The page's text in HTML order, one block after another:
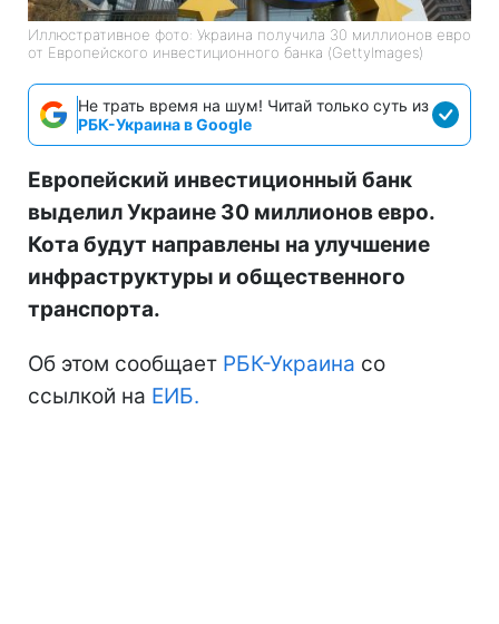
Иллюстративное фото: Украина получила 30 миллионов евро
от Европейского инвестиционного банка (GettyImagеs)
Не трать время на шум! Читай только суть из
РБК-Украина в Google
Европейский инвестиционный банк
выделил Украине 30 миллионов евро.
Кота будут направлены на улучшение
инфраструктуры и общественного
транспорта.
Об этом сообщает РБК-Украина со
ссылкой на ЕИБ.